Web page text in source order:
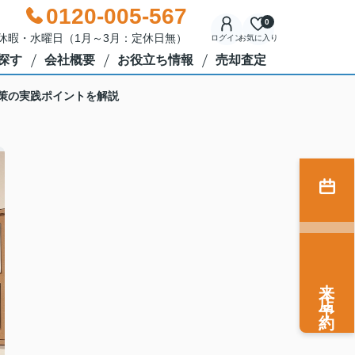
0120-005-567
・水曜日（1月～3月：定休日無） ログインお気に入り
0
す 会社概要 お役立ち情報 売却査定
の実践ポイントを解説
来店予約